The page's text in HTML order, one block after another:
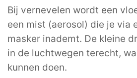
Bij vernevelen wordt een
een mist (aerosol) die je via
masker inademt. De kleine
in de luchtwegen terecht,
kunnen doen.